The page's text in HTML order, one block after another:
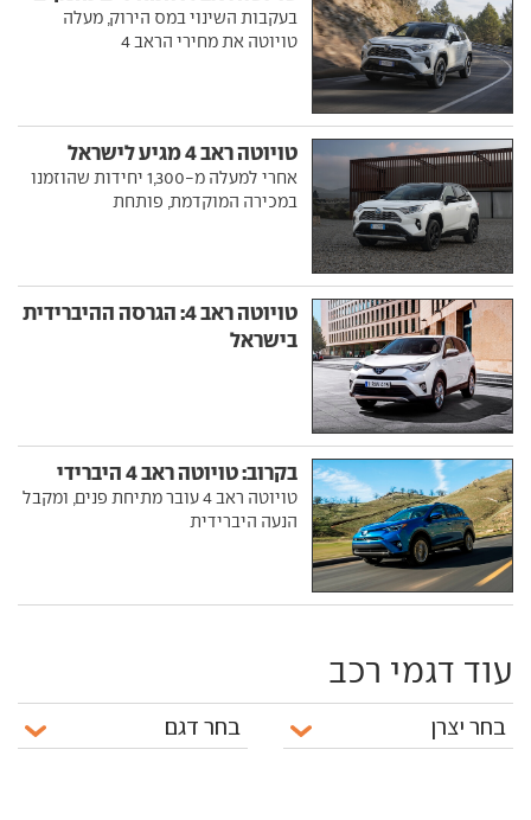
בעקבות השינוי במס הירוק, מעלה
טויוטה את מחירי הראב 4
טויוטה ראב 4 מגיע לישראל
אחרי למעלה מ-1,300 יחידות שהוזמנו
במכירה המוקדמת, פותחת
טויוטה ראב 4: הגרסה ההיברידית
בישראל
בקרוב: טויוטה ראב 4 היברידי
טויוטה ראב 4 עובר מתיחת פנים, ומקבל
הנעה היברידית
עוד דגמי רכב